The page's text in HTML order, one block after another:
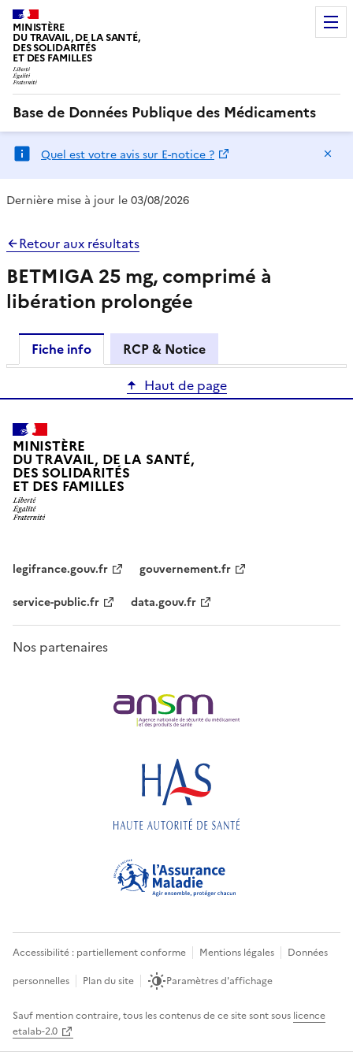
MINISTÈRE
DU TRAVAIL, DE LA SANTÉ,
DES SOLIDARITÉS
ET DES FAMILLES
Base de Données Publique des Médicaments
Quel est votre avis sur E-notice ?
Dernière mise à jour le 03/08/2026
Retour aux résultats
BETMIGA 25 mg, comprimé à
libération prolongée
Fiche info
RCP & Notice
Haut de page
MINISTÈRE
DU TRAVAIL, DE LA SANTÉ,
DES SOLIDARITÉS
ET DES FAMILLES
legifrance.gouv.fr
gouvernement.fr
service-public.fr
data.gouv.fr
Nos partenaires
Accessibilité : partiellement conforme Mentions légales
Données
personnelles
Plan du site Paramètres d'affichage
Sauf mention contraire, tous les contenus de ce site sont sous licence
etalab-2.0